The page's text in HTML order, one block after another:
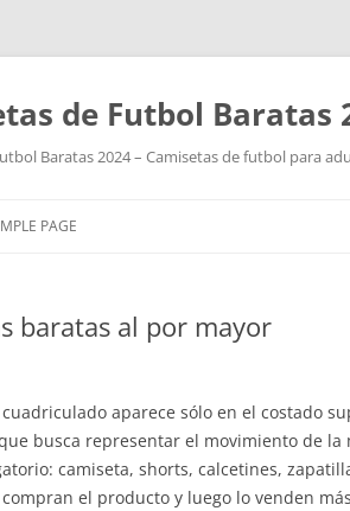
de Futbol Baratas
Baratas 2024 – Camisetas de futbol para
PAGE
baratas al por mayor
aparece sólo en el costado
busca representar el movimiento de la
camiseta, shorts, calcetines,
el producto y luego lo venden